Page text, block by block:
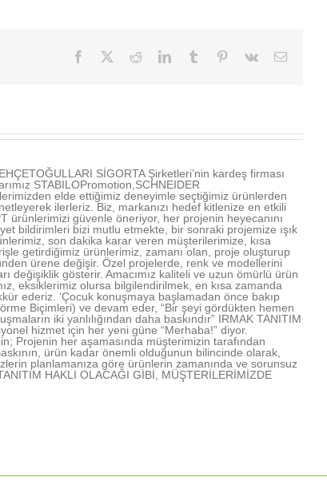
Facebook RedditLinkedInTumblr Pinterest
Vk
E-
SİGORTA Şirketleri’nin kardeş firması
STABILOPromotion,SCHNEIDER
elde ettiğimiz deneyimle seçtiğimiz ürünlerden
ilerleriz. Biz, markanızı hedef kitlenize en etkili
ürünlerimizi güvenle öneriyor, her projenin heyecanını
bildirimleri bizi mutlu etmekte, bir sonraki projemize ışık
son dakika karar veren müşterilerimize, kısa
getirdiğimiz ürünlerimiz, zamanı olan, proje oluşturup
ürene değişir. Özel projelerde, renk ve modellerini
değişiklik gösterir. Amacımız kaliteli ve uzun ömürlü ürün
eksiklerimiz olursa bilgilendirilmek, en kısa zamanda
ederiz. ‘Çocuk konuşmaya başlamadan önce bakıp
Biçimleri) ve devam eder, “Bir şeyi gördükten hemen
iki yanlılığından daha baskındır” IRMAK TANITIM
hizmet için her yeni güne “Merhaba!” diyor.
Projenin her aşamasında müşterimizin tarafından
ürün kadar önemli olduğunun bilincinde olarak,
planlamanıza göre ürünlerin zamanında ve sorunsuz
HAKLI OLACAĞI GİBİ, MÜŞTERİLERİMİZDE